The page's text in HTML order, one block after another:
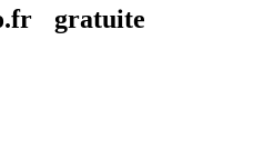
gratuite